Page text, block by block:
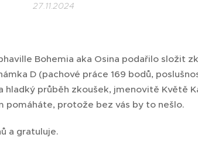
27.11.2024
Bohemia aka Osina podařilo složit
D (pachové práce 169 bodů,
hladký průběh zkoušek, jmenovitě Květě
pomáháte, protože bez vás by to nešlo.
a gratuluje.